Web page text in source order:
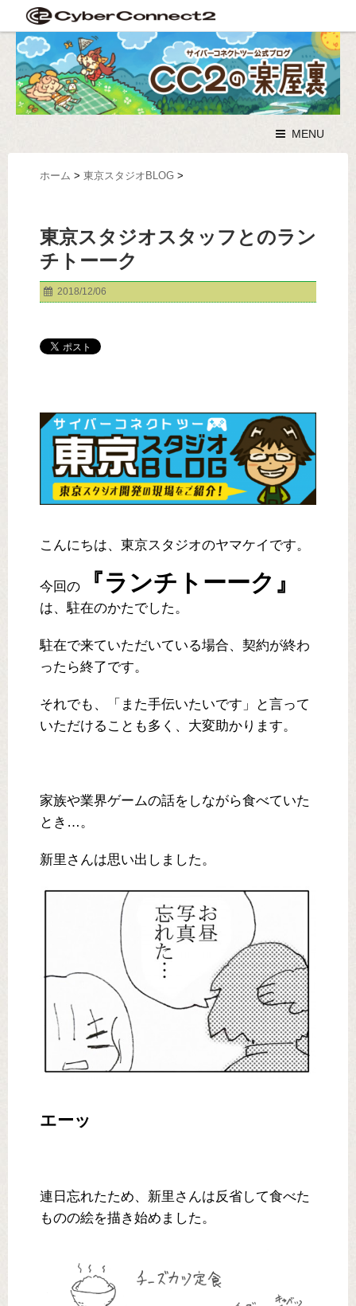
MENU
ホーム > 東京スタジオBLOG >
東京スタジオスタッフとのラン
チトーーク
2018/12/06
こんにちは、東京スタジオのヤマケイです。
今回の 『ランチトーーク』
は、駐在のかたでした。
駐在で来ていただいている場合、契約が終わ
ったら終了です。
それでも、「また手伝いたいです」と言って
いただけることも多く、大変助かります。
家族や業界ゲームの話をしながら食べていた
とき…。
新里さんは思い出しました。
エーッ
連日忘れたため、新里さんは反省して食べた
ものの絵を描き始めました。